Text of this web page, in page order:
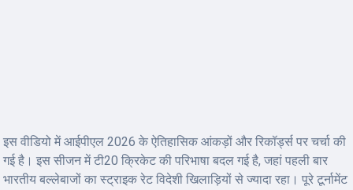
इस वीडियो में आईपीएल 2026 के ऐतिहासिक आंकड़ों और रिकॉर्ड्स पर चर्चा की
गई है। इस सीजन में टी20 क्रिकेट की परिभाषा बदल गई है, जहां पहली बार
भारतीय बल्लेबाजों का स्ट्राइक रेट विदेशी खिलाड़ियों से ज्यादा रहा। पूरे टूर्नामेंट